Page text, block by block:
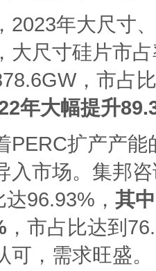
2023年大尺寸
大尺寸硅片市
，市占
年大幅提升
PERC扩产产
入市场。集邦
96.93%， 其中
，市占比达到
可，需求旺盛。